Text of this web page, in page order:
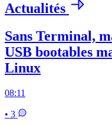
Actualités
Sans Terminal,
USB bootables
Linux
08:11
• 3